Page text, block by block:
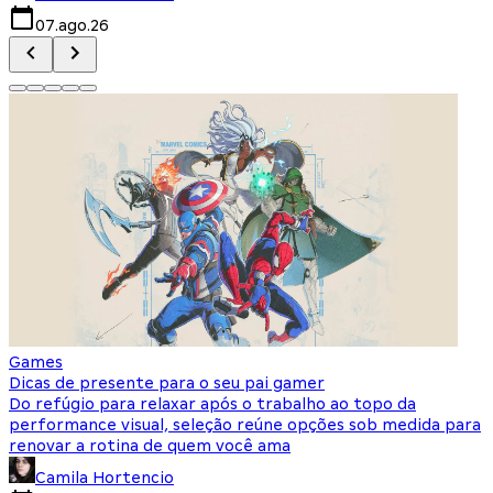
07.ago.26
Games
Dicas de presente para o seu pai gamer
Do refúgio para relaxar após o trabalho ao topo da
performance visual, seleção reúne opções sob medida para
renovar a rotina de quem você ama
Camila Hortencio